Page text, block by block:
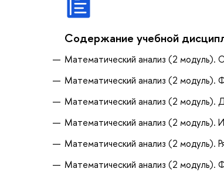
Содержание учебной
Математический анализ (2 модуль).
Математический анализ (2 модуль).
Математический анализ (2 модуль).
Математический анализ (2 модуль).
Математический анализ (2 модуль).
Математический анализ (2 модуль).